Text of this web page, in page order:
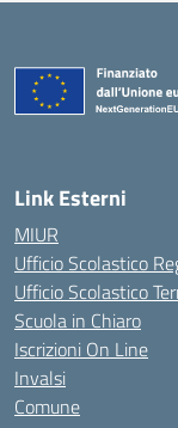
Link Esterni
MIUR
Ufficio Scolastico
Ufficio Scolastico
Scuola in Chiaro
Iscrizioni On Line
Invalsi
Comune